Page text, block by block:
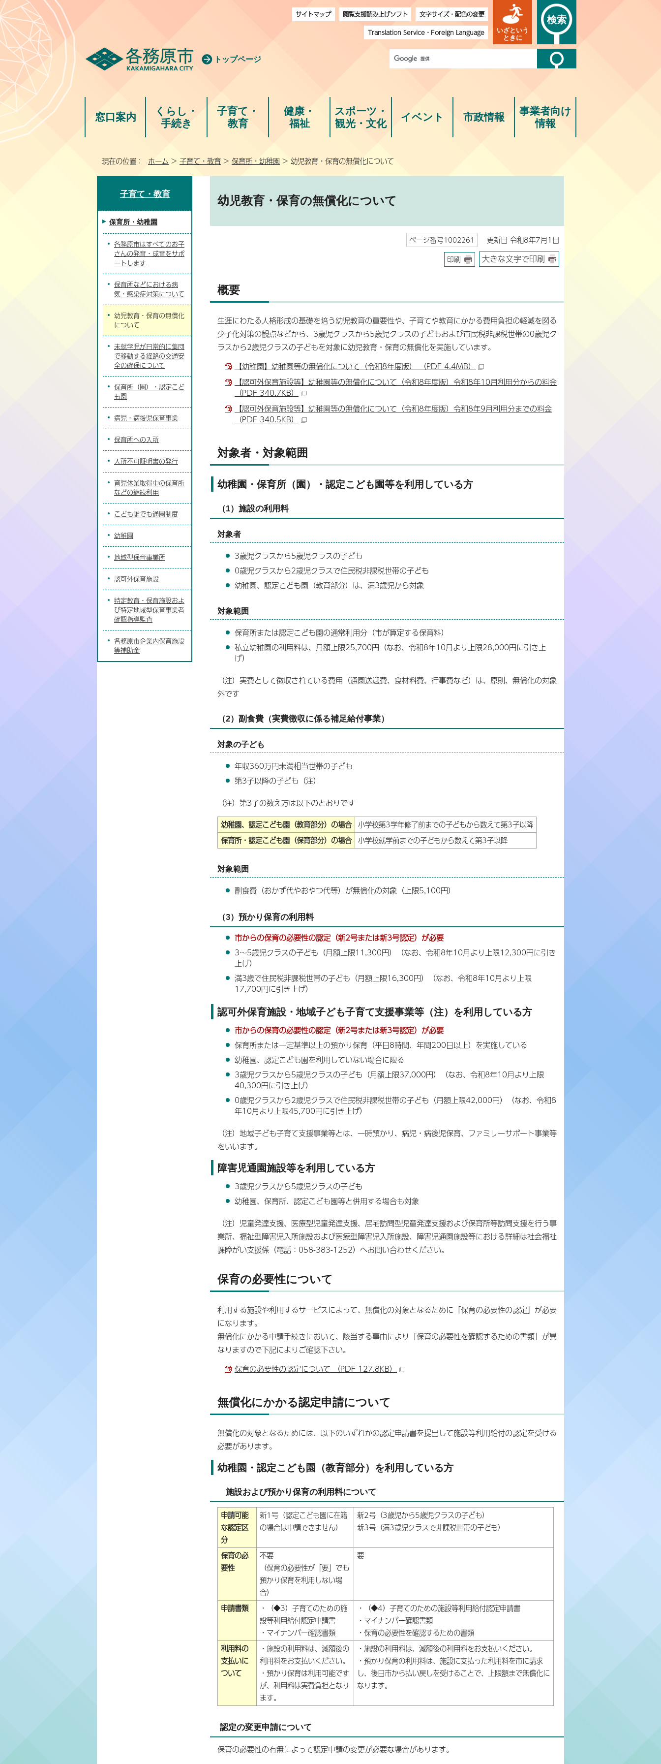
トップページ
サイトマップ 閲覧支援読み上げソフト
文字サイズ・配色の変更
Translation Service・ Foreign Language
いざという
ときに
検索
窓口案内
くらし・
手続き
子育て・
教育
健康・
福祉
スポーツ・
観光・文化
イベント 市政情報
事業者向け
情報
現在の位置： ホーム > 子育て・教育 > 保育所・幼稚園 > 幼児教育・保育の無償化について
幼児教育・保育の無償化について
ページ番号1002261 更新日 令和8年7月1日
印刷 大きな文字で印刷
概要
生涯にわたる人格形成の基礎を培う幼児教育の重要性や、子育てや教育にかかる費用負担の軽減を図る
少子化対策の観点などから、3歳児クラスから5歳児クラスの子どもおよび市民税非課税世帯の0歳児ク
ラスから2歳児クラスの子どもを対象に幼児教育・保育の無償化を実施しています。
【幼稚園】幼稚園等の無償化について（令和8年度版） （PDF 4.4MB）
【認可外保育施設等】幼稚園等の無償化について（令和8年度版）令和8年10月利用分からの料金
（PDF 340.7KB）
【認可外保育施設等】幼稚園等の無償化について（令和8年度版）令和8年9月利用分までの料金
（PDF 340.5KB）
対象者・対象範囲
幼稚園・保育所（園）・認定こども園等を利用している方
（1）施設の利用料
対象者
3歳児クラスから5歳児クラスの子ども
0歳児クラスから2歳児クラスで住民税非課税世帯の子ども
幼稚園、認定こども園（教育部分）は、満3歳児から対象
対象範囲
保育所または認定こども園の通常利用分（市が算定する保育料）
私立幼稚園の利用料は、月額上限25,700円（なお、令和8年10月より上限28,000円に引き上
げ）
（注）実費として徴収されている費用（通園送迎費、食材料費、行事費など）は、原則、無償化の対象
外です
（2）副食費（実費徴収に係る補足給付事業）
対象の子ども
年収360万円未満相当世帯の子ども
第3子以降の子ども（注）
（注）第3子の数え方は以下のとおりです
幼稚園、認定こども園（教育部分）の場合 小学校第3学年修了前までの子どもから数えて第3子以降
保育所・認定こども園（保育部分）の場合 小学校就学前までの子どもから数えて第3子以降
対象範囲
副食費（おかず代やおやつ代等）が無償化の対象（上限5,100円）
（3）預かり保育の利用料
市からの保育の必要性の認定（新2号または新3号認定）が必要
3～5歳児クラスの子ども（月額上限11,300円）（なお、令和8年10月より上限12,300円に引き
上げ）
満3歳で住民税非課税世帯の子ども（月額上限16,300円）（なお、令和8年10月より上限
17,700円に引き上げ）
認可外保育施設・地域子ども子育て支援事業等（注）を利用している方
市からの保育の必要性の認定（新2号または新3号認定）が必要
保育所または一定基準以上の預かり保育（平日8時間、年間200日以上）を実施している
幼稚園、認定こども園を利用していない場合に限る
3歳児クラスから5歳児クラスの子ども（月額上限37,000円）（なお、令和8年10月より上限
40,300円に引き上げ）
0歳児クラスから2歳児クラスで住民税非課税世帯の子ども（月額上限42,000円）（なお、令和8
年10月より上限45,700円に引き上げ）
（注）地域子ども子育て支援事業等とは、一時預かり、病児・病後児保育、ファミリーサポート事業等
をいいます。
障害児通園施設等を利用している方
3歳児クラスから5歳児クラスの子ども
幼稚園、保育所、認定こども園等と併用する場合も対象
（注）児童発達支援、医療型児童発達支援、居宅訪問型児童発達支援および保育所等訪問支援を行う事
業所、福祉型障害児入所施設および医療型障害児入所施設、障害児通園施設等における詳細は社会福祉
課障がい支援係（電話：058-383-1252）へお問い合わせください。
保育の必要性について
利用する施設や利用するサービスによって、無償化の対象となるために「保育の必要性の認定」が必要
になります。
無償化にかかる申請手続きにおいて、該当する事由により「保育の必要性を確認するための書類」が異
なりますので下記によりご確認下さい。
保育の必要性の認定について （PDF 127.8KB）
無償化にかかる認定申請について
無償化の対象となるためには、以下のいずれかの認定申請書を提出して施設等利用給付の認定を受ける
必要があります。
幼稚園・認定こども園（教育部分）を利用している方
施設および預かり保育の利用料について
申請可能
な認定区
分
新1号（認定こども園に在籍
の場合は申請できません）
新2号（3歳児から5歳児クラスの子ども）
新3号（満3歳児クラスで非課税世帯の子ども）
保育の必
要性
不要
（保育の必要性が「要」でも
預かり保育を利用しない場
合）
要
申請書類
・（◆3）子育てのための施
設等利用給付認定申請書
・マイナンバー確認書類
・（◆4）子育てのための施設等利用給付認定申請書
・マイナンバー確認書類
・保育の必要性を確認するための書類
利用料の
支払いに
ついて
・施設の利用料は、減額後の
利用料をお支払いください。
・預かり保育は利用可能です
が、利用料は実費負担となり
ます。
・施設の利用料は、減額後の利用料をお支払いください。
・預かり保育の利用料は、施設に支払った利用料を市に請求
し、後日市から払い戻しを受けることで、上限額まで無償化に
なります。
認定の変更申請について
保育の必要性の有無によって認定申請の変更が必要な場合があります。
子育て・教育
保育所・幼稚園
各務原市はすべてのお子
さんの発育・成育をサポ
ートします
保育所などにおける病
気・感染症対策について
幼児教育・保育の無償化
について
未就学児が日常的に集団
で移動する経路の交通安
全の確保について
保育所（園）・認定こど
も園
病児・病後児保育事業
保育所への入所
入所不可証明書の発行
育児休業取得中の保育所
などの継続利用
こども誰でも通園制度
幼稚園
地域型保育事業所
認可外保育施設
特定教育・保育施設およ
び特定地域型保育事業者
確認指導監査
各務原市企業内保育施設
等補助金